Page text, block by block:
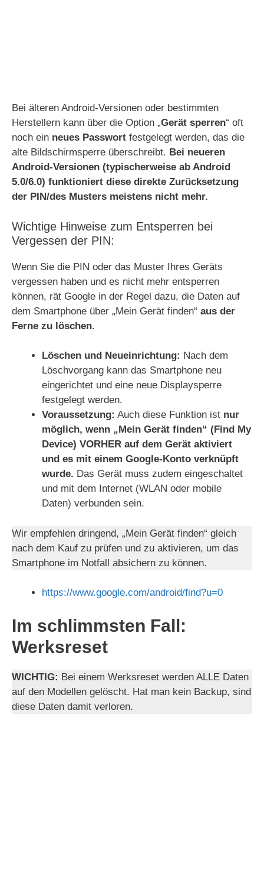
Bei älteren Android-Versionen oder bestimmten
Herstellern kann über die Option „Gerät sperren“ oft
noch ein neues Passwort festgelegt werden, das die
alte Bildschirmsperre überschreibt. Bei neueren
Android-Versionen (typischerweise ab Android
5.0/6.0) funktioniert diese direkte Zurücksetzung
der PIN/des Musters meistens nicht mehr.
Wichtige Hinweise zum Entsperren bei
Vergessen der PIN:
Wenn Sie die PIN oder das Muster Ihres Geräts
vergessen haben und es nicht mehr entsperren
können, rät Google in der Regel dazu, die Daten auf
dem Smartphone über „Mein Gerät finden“ aus der
Ferne zu löschen.
Löschen und Neueinrichtung: Nach dem
Löschvorgang kann das Smartphone neu
eingerichtet und eine neue Displaysperre
festgelegt werden.
Voraussetzung: Auch diese Funktion ist nur
möglich, wenn „Mein Gerät finden“ (Find My
Device) VORHER auf dem Gerät aktiviert
und es mit einem Google-Konto verknüpft
wurde. Das Gerät muss zudem eingeschaltet
und mit dem Internet (WLAN oder mobile
Daten) verbunden sein.
Wir empfehlen dringend, „Mein Gerät finden“ gleich
nach dem Kauf zu prüfen und zu aktivieren, um das
Smartphone im Notfall absichern zu können.
https://www.google.com/android/find?u=0
Im schlimmsten Fall:
Werksreset
WICHTIG: Bei einem Werksreset werden ALLE Daten
auf den Modellen gelöscht. Hat man kein Backup, sind
diese Daten damit verloren.